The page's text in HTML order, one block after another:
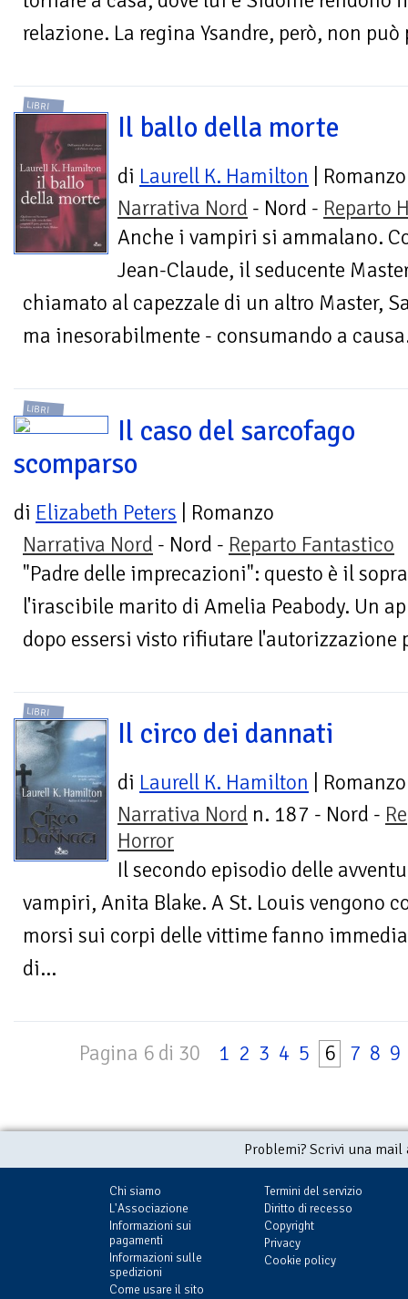
relazione. La regina Ysandre, però, non
LIBRI
Il ballo della morte
di Laurell K. Hamilton | Romanzo
Narrativa Nord - Nord - Reparto
Anche i vampiri si ammalano.
Jean-Claude, il seducente
chiamato al capezzale di un altro Master,
ma inesorabilmente - consumando a
LIBRI
Il caso del sarcofago
scomparso
di Elizabeth Peters | Romanzo
Narrativa Nord - Nord - Reparto Fantastico
"Padre delle imprecazioni": questo è il
l'irascibile marito di Amelia Peabody. Un
dopo essersi visto rifiutare l'autorizzazione
LIBRI
Il circo dei dannati
di Laurell K. Hamilton | Romanzo
Narrativa Nord n. 187 - Nord -
Horror
Il secondo episodio delle
vampiri, Anita Blake. A St. Louis vengono
morsi sui corpi delle vittime fanno
di...
Pagina 6 di 30 1 2 3 4 5 6 7 8 9
Problemi? Scrivi una
Chi siamo
L'Associazione
Informazioni sui
pagamenti
Informazioni sulle
spedizioni
Come usare il sito
Termini del servizio
Diritto di recesso
Copyright
Privacy
Cookie policy